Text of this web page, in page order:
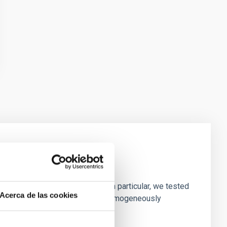
Acerca de las cookies
of simulated galaxies. In particular, we tested
profiles. Methods. We homogeneously